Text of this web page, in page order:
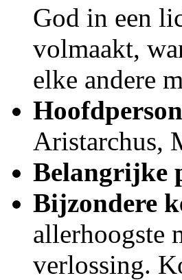
God in een
volmaakt,
elke andere
Aristarchus,
Belangrijke
Bijzondere
allerhoogste
verlossing.